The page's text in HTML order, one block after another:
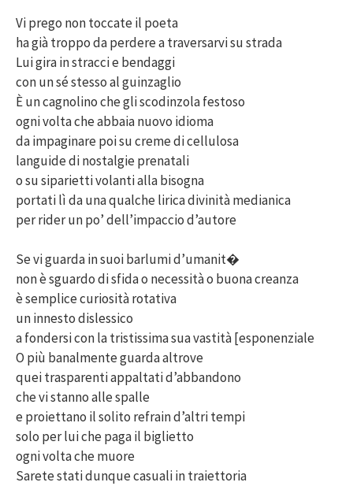
Vi prego non toccate il poeta
ha già troppo da perdere a traversarvi su strada
Lui gira in stracci e bendaggi
con un sé stesso al guinzaglio
È un cagnolino che gli scodinzola festoso
ogni volta che abbaia nuovo idioma
da impaginare poi su creme di cellulosa
languide di nostalgie prenatali
o su siparietti volanti alla bisogna
portati lì da una qualche lirica divinità medianica
per rider un po’ dell’impaccio d’autore
Se vi guarda in suoi barlumi d’umanit�
non è sguardo di sfida o necessità o buona creanza
è semplice curiosità rotativa
un innesto dislessico
a fondersi con la tristissima sua vastità [esponenziale
O più banalmente guarda altrove
quei trasparenti appaltati d’abbandono
che vi stanno alle spalle
e proiettano il solito refrain d’altri tempi
solo per lui che paga il biglietto
ogni volta che muore
Sarete stati dunque casuali in traiettoria